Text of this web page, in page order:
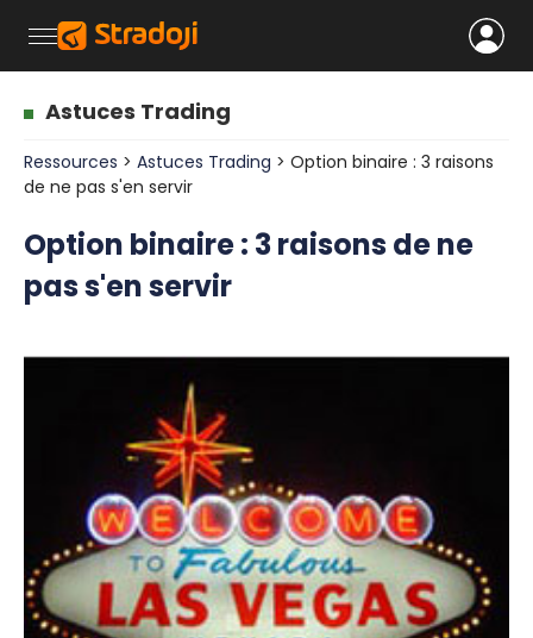
Astuces Trading
Ressources > Astuces Trading > Option binaire : 3 raisons
de ne pas s'en servir
Option binaire : 3 raisons de ne
pas s'en servir